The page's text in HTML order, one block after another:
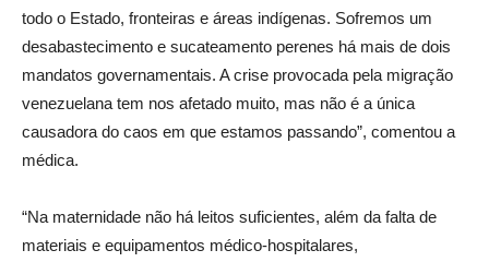
todo o Estado, fronteiras e áreas indígenas. Sofremos um
desabastecimento e sucateamento perenes há mais de dois
mandatos governamentais. A crise provocada pela migração
venezuelana tem nos afetado muito, mas não é a única
causadora do caos em que estamos passando”, comentou a
médica.
“Na maternidade não há leitos suficientes, além da falta de
materiais e equipamentos médico-hospitalares,